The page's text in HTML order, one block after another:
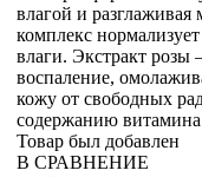
влагой и
комплекс
влаги. Экстракт розы
воспаление,
кожу от свободных
содержанию
Товар был добавлен
В СРАВНЕНИЕ